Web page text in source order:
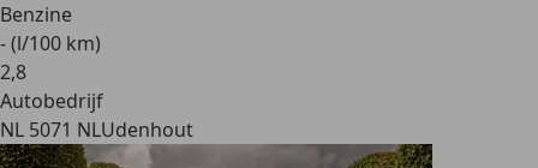
Benzine
- (l/100 km)
2,8
Autobedrijf
NL 5071 NLUdenhout